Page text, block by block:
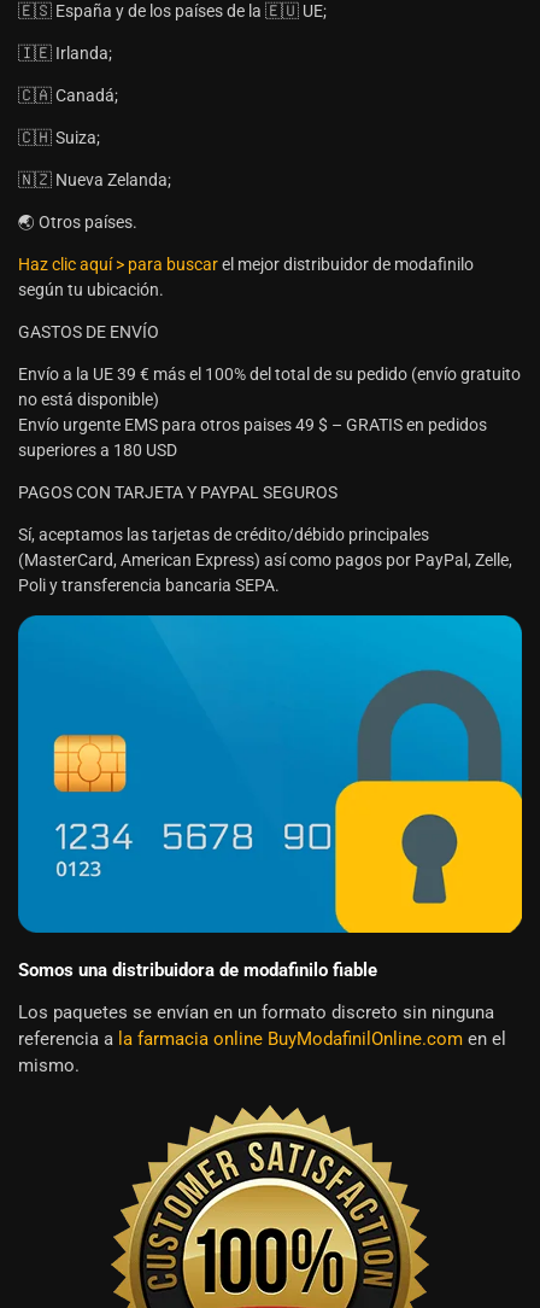
🇪🇸 España y de los países de la 🇪🇺 UE;
🇮🇪 Irlanda;
🇨🇦 Canadá;
🇨🇭 Suiza;
🇳🇿 Nueva Zelanda;
🌏 Otros países.
Haz clic aquí > para buscarel mejor distribuidor de modafinilo
según tu ubicación.
GASTOS DE ENVÍO
Envío a la UE 39 € más el 100% del total de su pedido (envío gratuito
no está disponible)
Envío urgente EMS para otros paises 49 $ – GRATIS en pedidos
superiores a 180 USD
PAGOS CON TARJETA Y PAYPAL SEGUROS
Sí, aceptamos las tarjetas de crédito/débido principales
(MasterCard, American Express) así como pagos por PayPal, Zelle,
Poli y transferencia bancaria SEPA.
Somos una distribuidora de modafinilo fiable
Los paquetes se envían en un formato discreto sin ninguna
referencia a la farmacia online BuyModafinilOnline.com en el
mismo.